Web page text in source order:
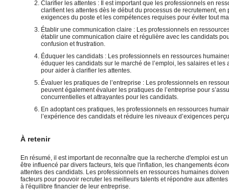
Clarifier les attentes : Il est important que les professionnels en
clarifient les attentes dès le début du processus de recrutement, en
exigences du poste et les compétences requises pour éviter tout
Établir une communication claire : Les professionnels en
établir une communication claire et régulière avec les candidats
confusion et frustration.
Éduquer les candidats : Les professionnels en ressources
éduquer les candidats sur le marché de l’emploi, les salaires et les
pour aider à clarifier les attentes.
Évaluer les pratiques de l’entreprise : Les professionnels en
peuvent également évaluer les pratiques de l’entreprise pour
concurrentielles et attrayantes pour les candidats.
En adoptant ces pratiques, les professionnels en ressources
l’expérience des candidats et réduire les niveaux d’exigences
À retenir
En résumé, il est important de reconnaître que la recherche d'emploi est
être influencé par divers facteurs, tels que l'inflation, les changements
attentes des candidats. Les professionnels en ressources humaines
facteurs pour pouvoir recruter les meilleurs talents et répondre aux
à l'équilibre financier de leur entreprise.